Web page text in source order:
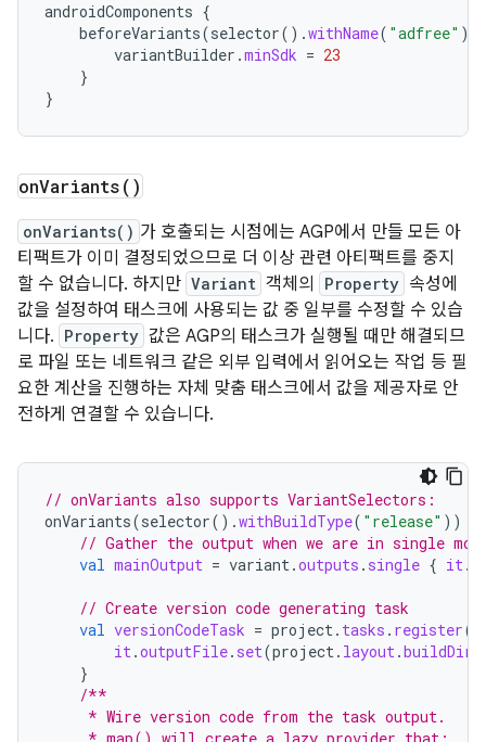
androidComponents {
beforeVariants(selector().withName( "adfree" ))
variantBuilder .minSdk = 23
}
}
onVariants()
onVariants() 가 호출되는 시점에는 AGP에서 만들 모든 아
티팩트가 이미 결정되었으므로 더 이상 관련 아티팩트를 중지
할 수 없습니다. 하지만 Variant 객체의 Property 속성에
값을 설정하여 태스크에 사용되는 값 중 일부를 수정할 수 있습
니다. Property 값은 AGP의 태스크가 실행될 때만 해결되므
로 파일 또는 네트워크 같은 외부 입력에서 읽어오는 작업 등 필
요한 계산을 진행하는 자체 맞춤 태스크에서 값을 제공자로 안
전하게 연결할 수 있습니다.
// onVariants also supports VariantSelectors:
onVariants(selector().withBuildType( "release" ))
// Gather the output when we are in single
val mainOutput = variant.outputs . single { it.
// Create version code generating task
val versionCodeTask = project. tasks . register(
it.outputFile. set(project. layout.
}
/**
     * Wire version code from the task output.